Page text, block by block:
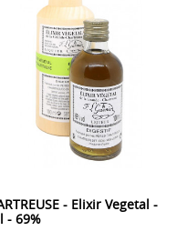
- Elixir Vegetal -
- 69%